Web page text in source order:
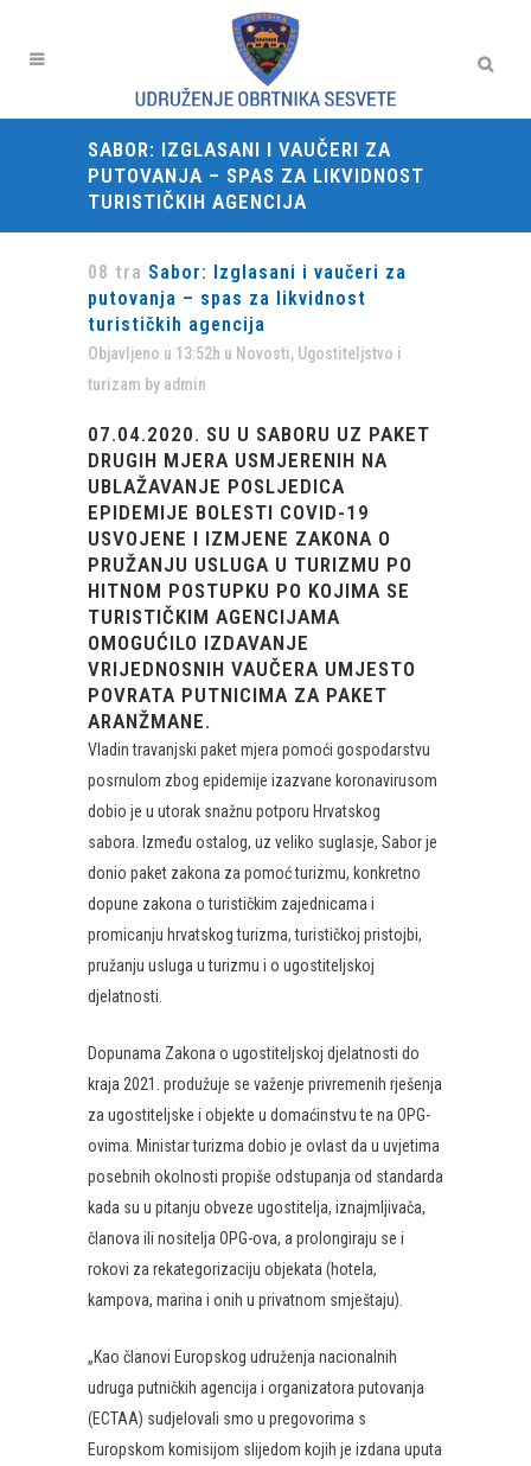
SABOR: IZGLASANI I VAUČERI ZA
PUTOVANJA – SPAS ZA LIKVIDNOST
TURISTIČKIH AGENCIJA
08 tra Sabor: Izglasani i vaučeri za
putovanja – spas za likvidnost
turističkih agencija
Objavljeno u 13:52h u Novosti, Ugostiteljstvo i
turizam by admin
07.04.2020. SU U SABORU UZ PAKET
DRUGIH MJERA USMJERENIH NA
UBLAŽAVANJE POSLJEDICA
EPIDEMIJE BOLESTI COVID-19
USVOJENE I IZMJENE ZAKONA O
PRUŽANJU USLUGA U TURIZMU PO
HITNOM POSTUPKU PO KOJIMA SE
TURISTIČKIM AGENCIJAMA
OMOGUĆILO IZDAVANJE
VRIJEDNOSNIH VAUČERA UMJESTO
POVRATA PUTNICIMA ZA PAKET
ARANŽMANE.
Vladin travanjski paket mjera pomoći gospodarstvu
posrnulom zbog epidemije izazvane koronavirusom
dobio je u utorak snažnu potporu Hrvatskog
sabora. Između ostalog, uz veliko suglasje, Sabor je
donio paket zakona za pomoć turizmu, konkretno
dopune zakona o turističkim zajednicama i
promicanju hrvatskog turizma, turističkoj pristojbi,
pružanju usluga u turizmu i o ugostiteljskoj
djelatnosti.
Dopunama Zakona o ugostiteljskoj djelatnosti do
kraja 2021. produžuje se važenje privremenih rješenja
za ugostiteljske i objekte u domaćinstvu te na OPG-
ovima. Ministar turizma dobio je ovlast da u uvjetima
posebnih okolnosti propiše odstupanja od standarda
kada su u pitanju obveze ugostitelja, iznajmljivača,
članova ili nositelja OPG-ova, a prolongiraju se i
rokovi za rekategorizaciju objekata (hotela,
kampova, marina i onih u privatnom smještaju).
„Kao članovi Europskog udruženja nacionalnih
udruga putničkih agencija i organizatora putovanja
(ECTAA) sudjelovali smo u pregovorima s
Europskom komisijom slijedom kojih je izdana uputa